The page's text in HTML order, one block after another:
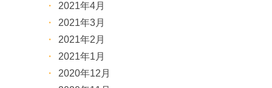
2021年4月
2021年3月
2021年2月
2021年1月
2020年12月